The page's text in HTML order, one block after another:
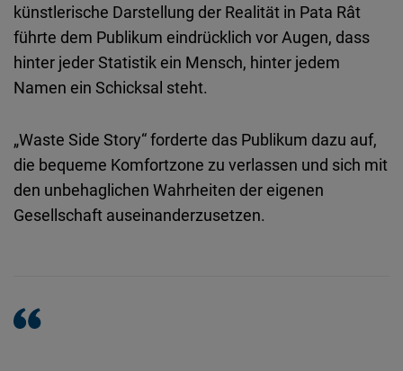
künstlerische Darstellung der Realität in Pata Rât
führte dem Publikum eindrücklich vor Augen, dass
hinter jeder Statistik ein Mensch, hinter jedem
Namen ein Schicksal steht.
„Waste Side Story“ forderte das Publikum dazu auf,
die bequeme Komfortzone zu verlassen und sich mit
den unbehaglichen Wahrheiten der eigenen
Gesellschaft auseinanderzusetzen.